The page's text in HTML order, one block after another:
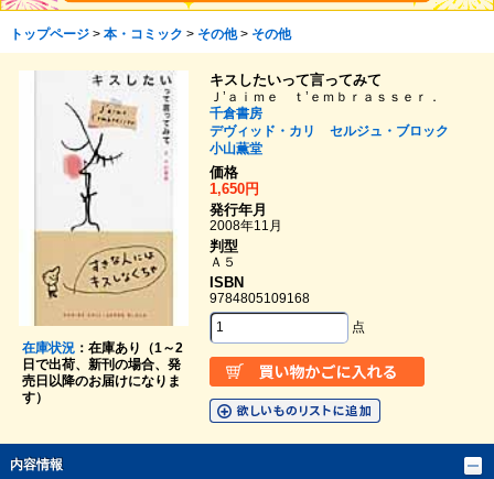
トップページ> 本・コミック > その他> その他
在庫状況：在庫あり（1～2
日で出荷、新刊の場合、発
売日以降のお届けになりま
す）
キスしたいって言ってみて
Ｊ’ａｉｍｅ ｔ’ｅｍｂｒａｓｓｅｒ．
千倉書房
デヴィッド・カリ
セルジュ・ブロック
小山薫堂
価格
1,650円
発行年月
2008年11月
判型
Ａ５
ISBN
9784805109168
点
内容情報